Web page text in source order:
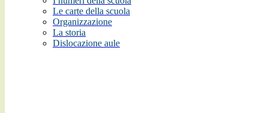
Le carte della scuola
Organizzazione
La storia
Dislocazione aule